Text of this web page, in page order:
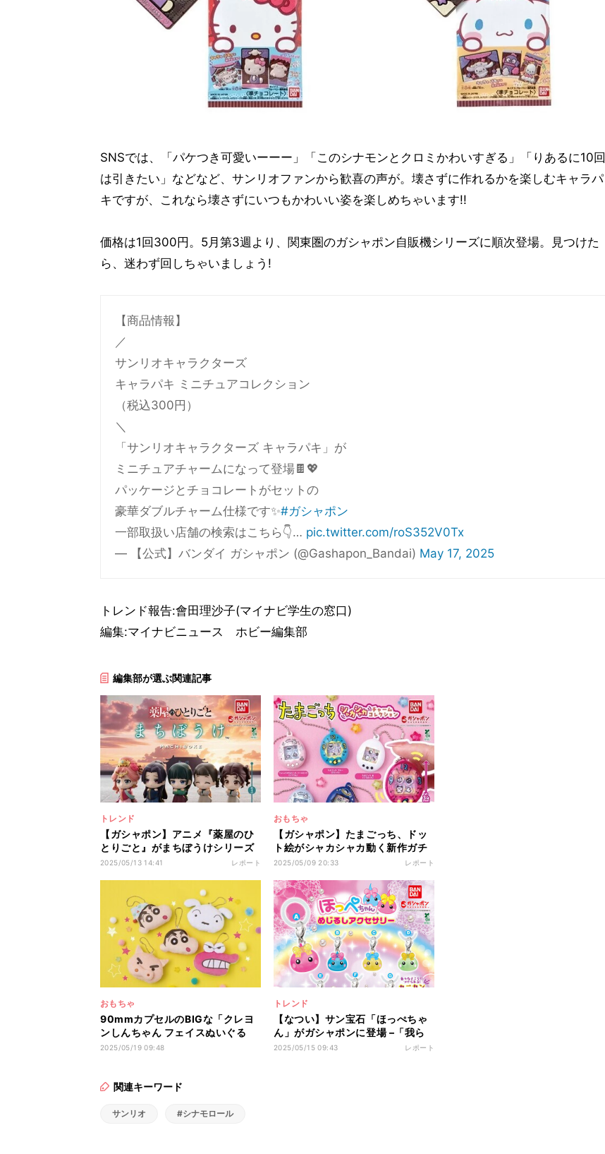
SNSでは、「パケつき可愛いーーー」「このシナモンとクロミかわいすぎる」「りあるに10回
は引きたい」などなど、サンリオファンから歓喜の声が。壊さずに作れるかを楽しむキャラパ
キですが、これなら壊さずにいつもかわいい姿を楽しめちゃいます!!
価格は1回300円。5月第3週より、関東圏のガシャポン⾃販機シリーズに順次登場。見つけた
ら、迷わず回しちゃいましょう!
【商品情報】
／
サンリオキャラクターズ
キャラパキ ミニチュアコレクション
（税込300円）
＼
「サンリオキャラクターズ キャラパキ」が
ミニチュアチャームになって登場🍫💖
パッケージとチョコレートがセットの
豪華ダブルチャーム仕様です✨#ガシャポン
一部取扱い店舗の検索はこちら👇… pic.twitter.com/roS352V0Tx
— 【公式】バンダイ ガシャポン (@Gashapon_Bandai) May 17, 2025
トレンド報告:會田理沙子(マイナビ学生の窓口)
編集:マイナビニュース ホビー編集部
編集部が選ぶ関連記事
トレンド
【ガシャポン】アニメ『薬屋のひ
とりごと』がまちぼうけシリーズ
に登場 -「壬氏さまの顔wwかわい
2025/05/13 14:41 レポート
おもちゃ
【ガシャポン】たまごっち、ドッ
ト絵がシャカシャカ動く新作ガチ
ャ「たまごっち シャカシャカチャ
2025/05/09 20:33 レポート
おもちゃ
90mmカプセルのBIGな「クレヨ
ンしんちゃん フェイスぬいぐる
み」がガシャポンに登場
2025/05/19 09:48
トレンド
【なつい】サン宝石「ほっぺちゃ
ん」がガシャポンに登場 –「我ら
がほっぺちゃんが帰ってきた」
2025/05/15 09:43 レポート
関連キーワード
サンリオ #シナモロール